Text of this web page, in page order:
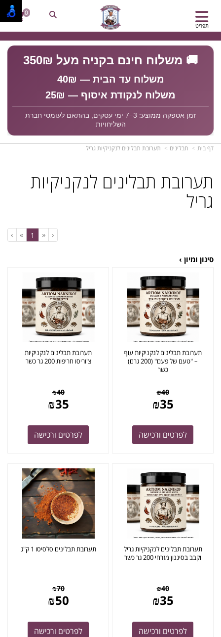
🚚 משלוח חינם בקניה מעל 350₪
משלוח עד הבית — 40₪
משלוח לנקודת איסוף — 25₪
זמן אספקה ממוצע: 3–7 ימי עסקים, בהתאם לעומסי חברת
השליחויות
תפריט
0
דף בית תבלינים תערובת תבלינים לנקניקיות גריל
תערובת תבלינים לנקניקיות
גריל
‹
«
1
»
›
סינון ומיון ›
תערובת תבלינים לנקניקיות עוף
– "טעם של פעם" (200 גרם)
כשר
₪40
₪35
לפרטים ורכישה
תערובת תבלינים לנקניקיות
צ'וריסו חריפות 200 גר כשר
₪40
₪35
לפרטים ורכישה
תערובת תבלינים לנקניקיות גריל
וקבב בסיגנון מזרחי 200 גר כשר
₪40
₪35
לפרטים ורכישה
תערובת תבלינים סלסיסו 1 ק"ג
₪70
₪50
לפרטים ורכישה